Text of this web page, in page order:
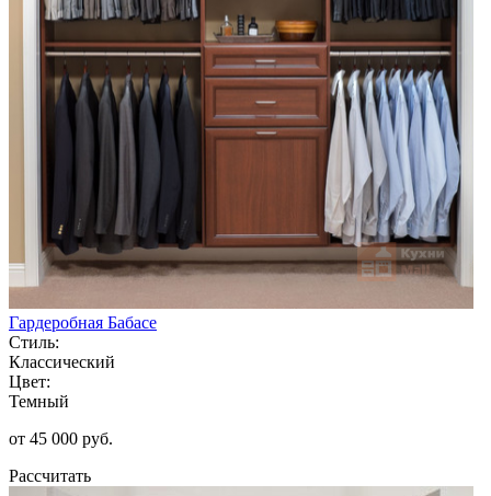
Гардеробная Бабасе
Стиль:
Классический
Цвет:
Темный
от 45 000 руб.
Рассчитать